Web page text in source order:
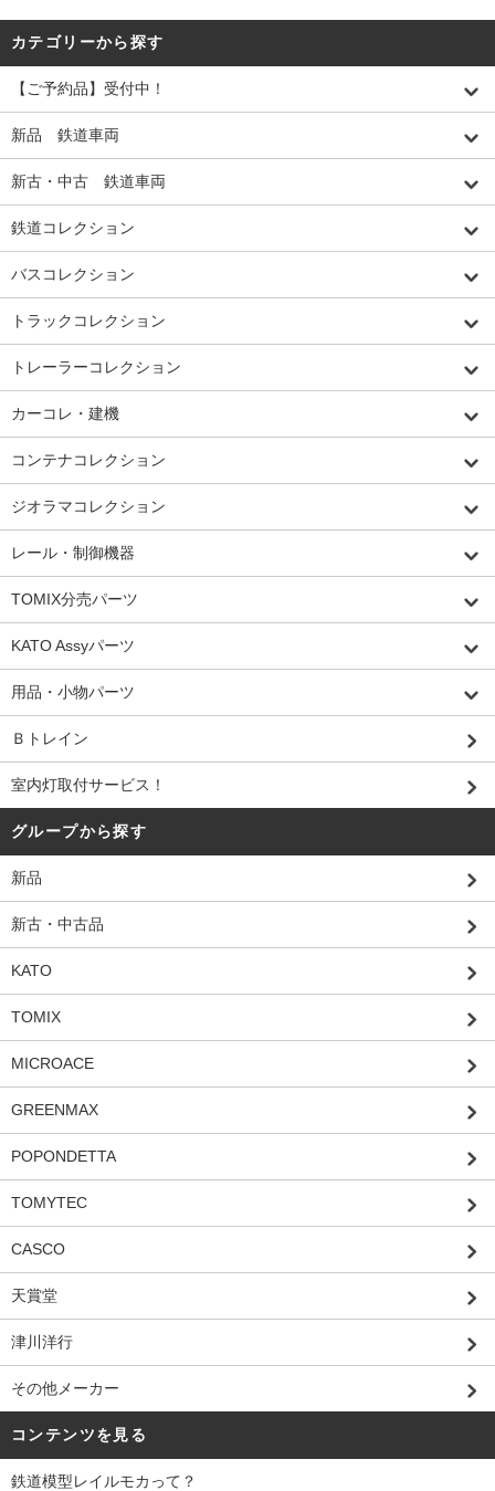
カテゴリーから探す
【ご予約品】受付中！
新品 鉄道車両
新古・中古 鉄道車両
鉄道コレクション
バスコレクション
トラックコレクション
トレーラーコレクション
カーコレ・建機
コンテナコレクション
ジオラマコレクション
レール・制御機器
TOMIX分売パーツ
KATO Assyパーツ
用品・小物パーツ
Ｂトレイン
室内灯取付サービス！
グループから探す
新品
新古・中古品
KATO
TOMIX
MICROACE
GREENMAX
POPONDETTA
TOMYTEC
CASCO
天賞堂
津川洋行
その他メーカー
コンテンツを見る
鉄道模型レイルモカって？